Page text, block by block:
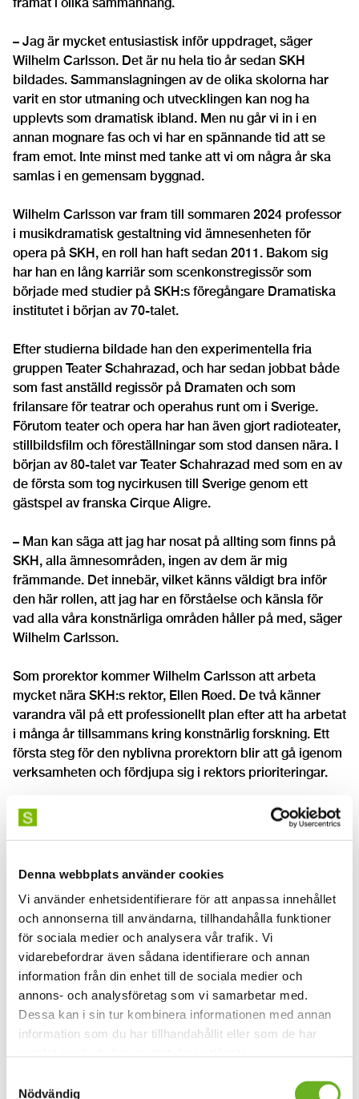
Denna webbplats använder cookies
Vi använder enhetsidentifierare för att anpassa innehållet
och annonserna till användarna, tillhandahålla funktioner
för sociala medier och analysera vår trafik. Vi
vidarebefordrar även sådana identifierare och annan
information från din enhet till de sociala medier och
annons- och analysföretag som vi samarbetar med.
Dessa kan i sin tur kombinera informationen med annan
information som du har tillhandahållit eller som de har
Nödvändig
– Jag är mycket entusiastisk inför uppdraget, säger
Wilhelm Carlsson. Det är nu hela tio år sedan SKH
bildades. Sammanslagningen av de olika skolorna har
varit en stor utmaning och utvecklingen kan nog ha
upplevts som dramatisk ibland. Men nu går vi in i en
annan mognare fas och vi har en spännande tid att se
fram emot. Inte minst med tanke att vi om några år ska
samlas i en gemensam byggnad.
Wilhelm Carlsson var fram till sommaren 2024 professor
i musikdramatisk gestaltning vid ämnesenheten för
opera på SKH, en roll han haft sedan 2011. Bakom sig
har han en lång karriär som scenkonstregissör som
började med studier på SKH:s föregångare Dramatiska
institutet i början av 70-talet.
Efter studierna bildade han den experimentella fria
gruppen Teater Schahrazad, och har sedan jobbat både
som fast anställd regissör på Dramaten och som
frilansare för teatrar och operahus runt om i Sverige.
Förutom teater och opera har han även gjort radioteater,
stillbildsfilm och föreställningar som stod dansen nära. I
början av 80-talet var Teater Schahrazad med som en av
de första som tog nycirkusen till Sverige genom ett
gästspel av franska Cirque Aligre.
– Man kan säga att jag har nosat på allting som finns på
SKH, alla ämnesområden, ingen av dem är mig
främmande. Det innebär, vilket känns väldigt bra inför
den här rollen, att jag har en förståelse och känsla för
vad alla våra konstnärliga områden håller på med, säger
Wilhelm Carlsson.
Som prorektor kommer Wilhelm Carlsson att arbeta
mycket nära SKH:s rektor, Ellen Røed. De två känner
varandra väl på ett professionellt plan efter att ha arbetat
i många år tillsammans kring konstnärlig forskning. Ett
första steg för den nyblivna prorektorn blir att gå igenom
verksamheten och fördjupa sig i rektors prioriteringar.
Han återvänder därmed till ledningen på skolan – i
början av SKH:s existens arbetade han en period som
professor när det gällde att skapa gemenskap och enhet
– Något av det mest spännande med SKH är samarbetet
över gränserna, mötet mellan de olika disciplinerna,
säger Wilhelm Carlsson. Det är något jag verkligen vill
fortsätta jobba med. En annan utmaning är att se till så
att forskningen blir en ännu mer integrerad del av SKH:s
verksamhet, ända ner i grundutbildningen. De här
sakerna är fortfarande nya, och vi ska gå vidare och
undersöka vilka möjligheter allt det innebär. En annan
viktig fråga är hur vi ska göra SKH än mer synligt och